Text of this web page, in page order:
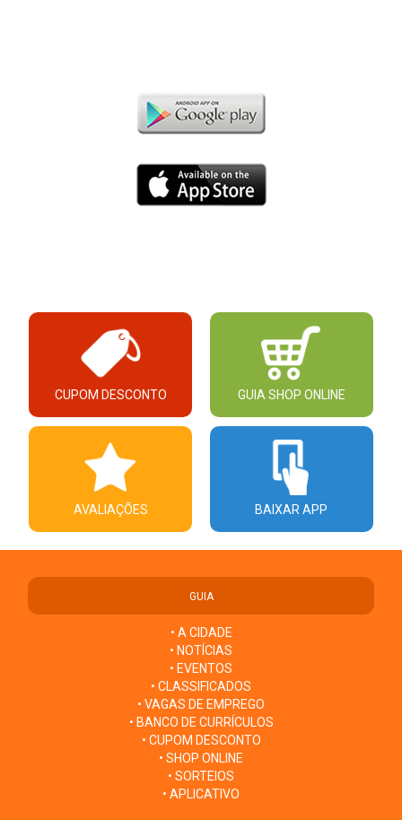
CUPOM DESCONTO GUIA SHOP ONLINE
AVALIAÇÕES BAIXAR APP
GUIA
• A CIDADE
• NOTÍCIAS
• EVENTOS
• CLASSIFICADOS
• VAGAS DE EMPREGO
• BANCO DE CURRÍCULOS
• CUPOM DESCONTO
• SHOP ONLINE
• SORTEIOS
• APLICATIVO